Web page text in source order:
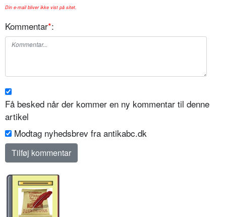
Din e-mail bliver ikke vist på sitet.
Kommentar*:
Få besked når der kommer en ny kommentar til denne
artikel
Modtag nyhedsbrev fra antikabc.dk